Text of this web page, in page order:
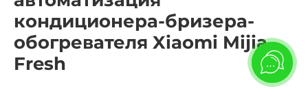
кондиционера-бризера-
обогревателя Xiaomi Mijia
Fresh